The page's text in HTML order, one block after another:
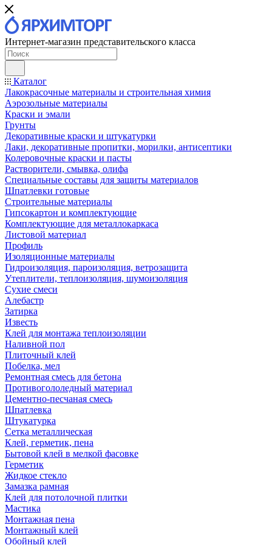
Интернет-магазин представительского класса
Каталог
Лакокрасочные материалы и строительная химия
Аэрозольные материалы
Краски и эмали
Грунты
Декоративные краски и штукатурки
Лаки, декоративные пропитки, морилки, антисептики
Колеровочные краски и пасты
Растворители, смывка, олифа
Специальные составы для защиты материалов
Шпатлевки готовые
Строительные материалы
Гипсокартон и комплектующие
Комплектующие для металлокаркаса
Листовой материал
Профиль
Изоляционные материалы
Гидроизоляция, пароизоляция, ветрозащита
Утеплители, теплоизоляция, шумоизоляция
Сухие смеси
Алебастр
Затирка
Известь
Клей для монтажа теплоизоляции
Наливной пол
Плиточный клей
Побелка, мел
Ремонтная смесь для бетона
Противогололедный материал
Цементно-песчаная смесь
Шпатлевка
Штукатурка
Сетка металлическая
Клей, герметик, пена
Бытовой клей в мелкой фасовке
Герметик
Жидкое стекло
Замазка рамная
Клей для потолочной плитки
Мастика
Монтажная пена
Монтажный клей
Обойный клей